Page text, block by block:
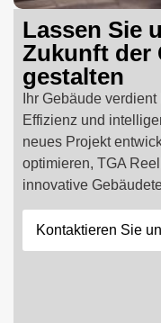
Lassen Sie
Zukunft der
gestalten
Ihr Gebäude
Effizienz und
neues Projekt
optimieren, TGA
innovative
Kontaktieren Sie